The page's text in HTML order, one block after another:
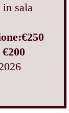
sala